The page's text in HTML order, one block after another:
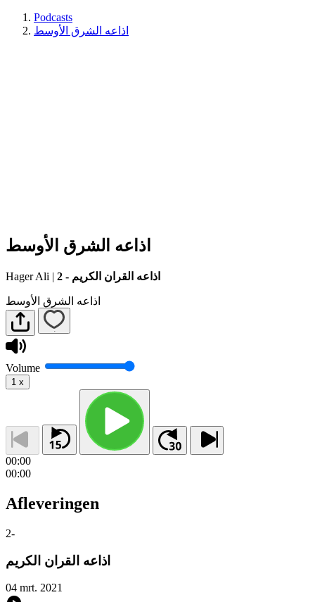
Podcasts
اذاعه الشرق الأوسط
اذاعه الشرق الأوسط
Hager Ali | 2 - اذاعه القران الكريم
اذاعه الشرق الأوسط
Volume
1 x
00:00
00:00
Afleveringen
2-
اذاعه القران الكريم
04 mrt. 2021